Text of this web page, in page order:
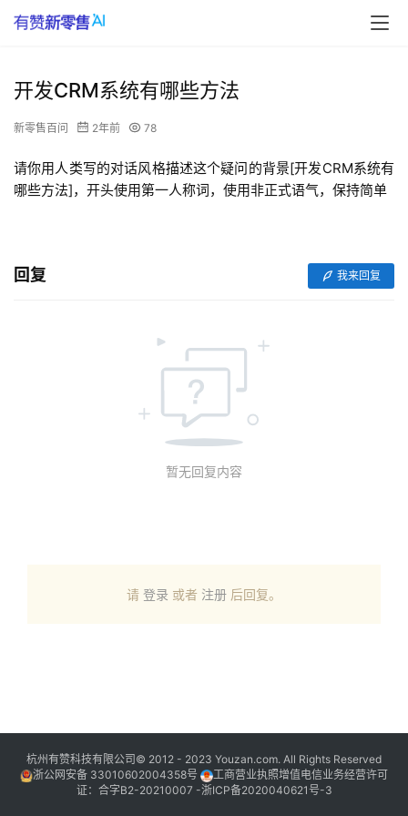
开发CRM系统有哪些方法
新零售百问 2年前 78
请你用人类写的对话风格描述这个疑问的背景[开发CRM系统有
哪些方法]，开头使用第一人称词，使用非正式语气，保持简单
回复 我来回复
暂无回复内容
请 登录 或者 注册 后回复。
杭州有赞科技有限公司© 2012 - 2023 Youzan.com. All Rights Reserved
浙公网安备 33010602004358号
工商营业执照增值电信业务经营许可
证：合字B2-20210007 -浙ICP备2020040621号-3